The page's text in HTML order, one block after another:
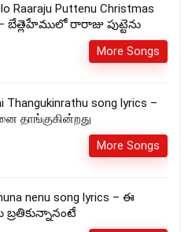
Raaraju Puttenu Christmas
బేత్లెహేములో రారాజు పుట్టెను
More Songs
Thangukinrathu song lyrics –
தாங்குகின்றது
More Songs
nenu song lyrics – ఈ
బ్రతికున్నానంటే